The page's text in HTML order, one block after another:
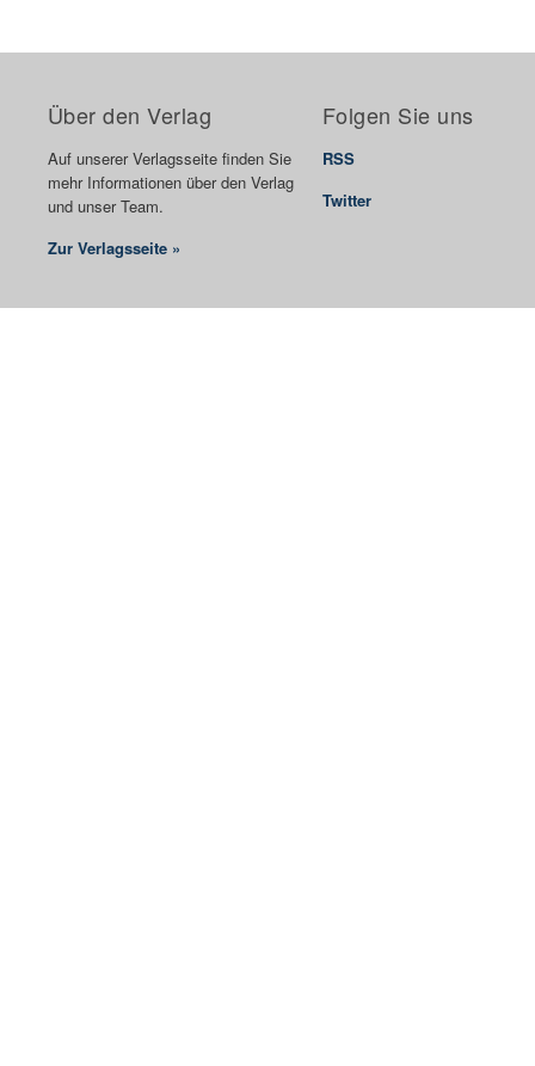
Über den Verlag
Auf unserer Verlagsseite finden Sie
mehr Informationen über den Verlag
und unser Team.
Zur Verlagsseite »
Folgen Sie uns
RSS
Twitter